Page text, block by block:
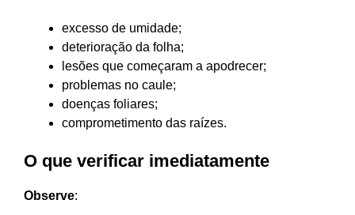
excesso de umidade;
deterioração da folha;
lesões que começaram a apodrecer;
problemas no caule;
doenças foliares;
comprometimento das raízes.
O que verificar imediatamente
Observe: